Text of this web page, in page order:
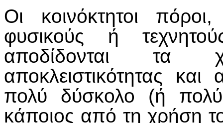
Οι κοινόκτητοι
φυσικούς ή
αποδίδονται τα
αποκλειστικότητας και
πολύ δύσκολο (ή
κάποιος από τη χρήση